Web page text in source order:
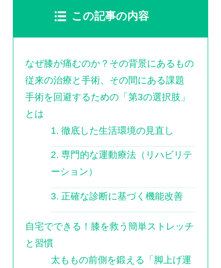
この記事の内容
なぜ膝が痛むのか？その背景にあるもの
従来の治療と手術、その間にある課題
手術を回避するための「第3の選択肢」
とは
1. 徹底した生活環境の見直し
2. 専門的な運動療法（リハビリテ
ーション）
3. 正確な診断に基づく機能改善
自宅でできる！膝を救う簡単ストレッチ
と習慣
太ももの前側を鍛える「脚上げ運